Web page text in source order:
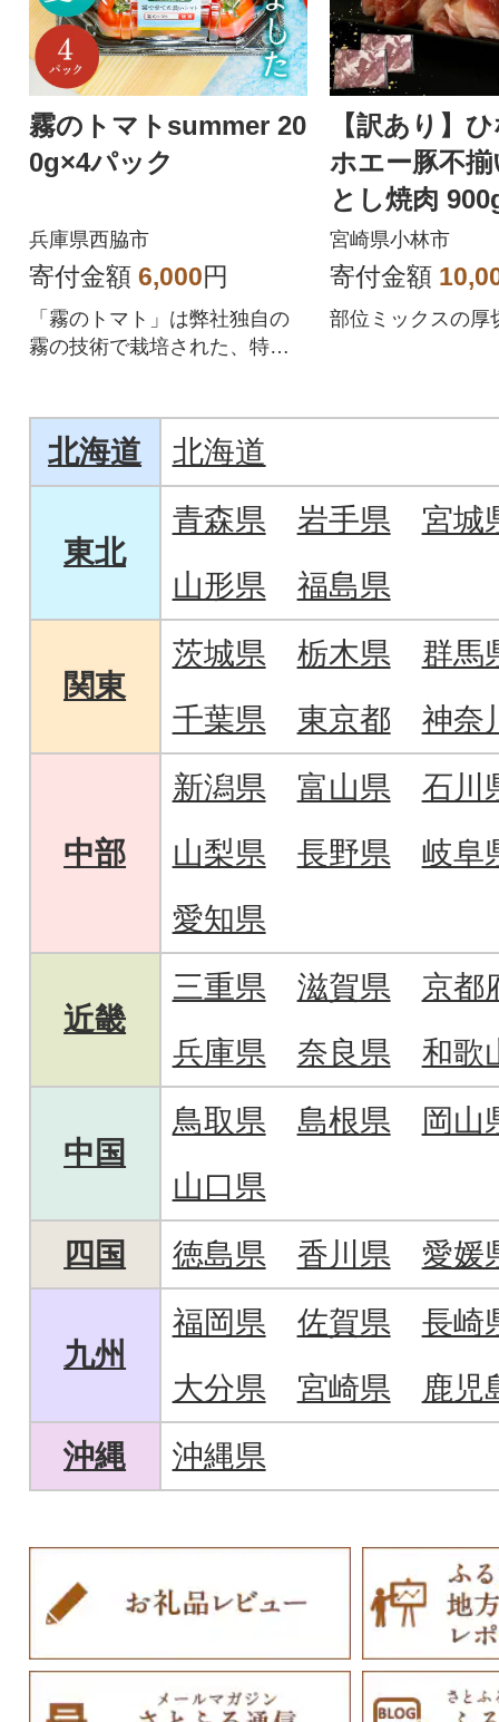
霧のトマトsummer 20
0g×4パック
兵庫県西脇市
寄付金額 6,000円
「霧のトマト」は弊社独自の
霧の技術で栽培された、特別
【訳あり】
ホエー豚不
とし焼肉
宮崎県小林市
寄付金額
部位ミックスの厚
北海道 北海道
東北
青森県 岩手県
宮城
山形県
福島県
関東
茨城県 栃木県
群馬
千葉県
東京都 神奈
中部
新潟県 富山県
石川
山梨県
長野県
岐阜
愛知県
近畿
三重県 滋賀県
京都
兵庫県
奈良県 和歌
中国
鳥取県 島根県
岡山
山口県
四国
徳島県 香川県 愛媛
九州
福岡県 佐賀県
長崎
大分県
宮崎県
鹿児
沖縄
沖縄県